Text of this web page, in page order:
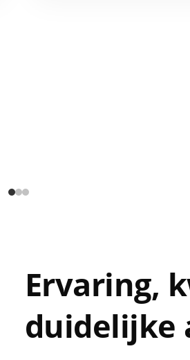
Ervaring,
duidelijke